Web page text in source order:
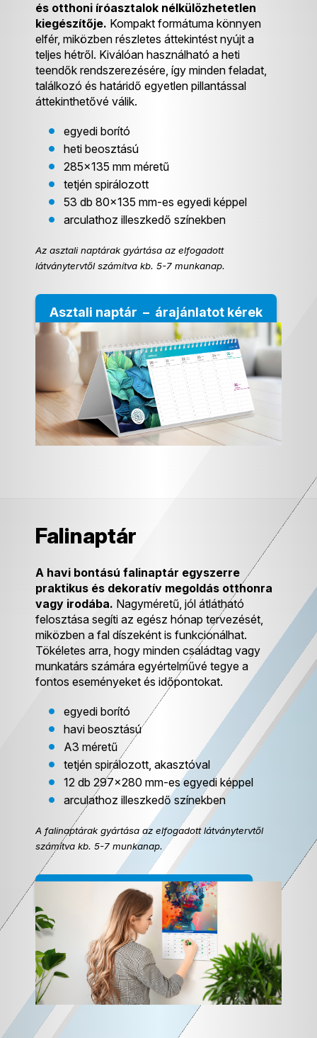
és otthoni íróasztalok nélkülözhetetlen
kiegészítője. Kompakt formátuma könnyen
elfér, miközben részletes áttekintést nyújt a
teljes hétről. Kiválóan használható a heti
teendők rendszerezésére, így minden feladat,
találkozó és határidő egyetlen pillantással
áttekinthetővé válik.
egyedi borító
heti beosztású
285×135 mm méretű
tetjén spirálozott
53 db 80×135 mm-es egyedi képpel
arculathoz illeszkedő színekben
Az asztali naptárak gyártása az elfogadott
látványtervtől számítva kb. 5-7 munkanap.
Asztali naptár – árajánlatot kérek
Falinaptár
A havi bontású falinaptár egyszerre
praktikus és dekoratív megoldás otthonra
vagy irodába. Nagyméretű, jól átlátható
felosztása segíti az egész hónap tervezését,
miközben a fal díszeként is funkcionálhat.
Tökéletes arra, hogy minden családtag vagy
munkatárs számára egyértelművé tegye a
fontos eseményeket és időpontokat.
egyedi borító
havi beosztású
A3 méretű
tetjén spirálozott, akasztóval
12 db 297×280 mm-es egyedi képpel
arculathoz illeszkedő színekben
A falinaptárak gyártása az elfogadott látványtervtől
számítva kb. 5-7 munkanap.
Falinaptár – árajánlatot kérek